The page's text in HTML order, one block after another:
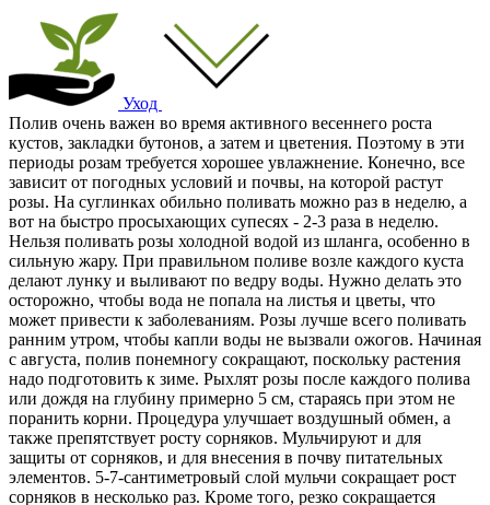
Уход
Полив очень важен во время активного весеннего роста
кустов, закладки бутонов, а затем и цветения. Поэтому в эти
периоды розам требуется хорошее увлажнение. Конечно, все
зависит от погодных условий и почвы, на которой растут
розы. На суглинках обильно поливать можно раз в неделю, а
вот на быстро просыхающих супесях - 2-3 раза в неделю.
Нельзя поливать розы холодной водой из шланга, особенно в
сильную жару. При правильном поливе возле каждого куста
делают лунку и выливают по ведру воды. Нужно делать это
осторожно, чтобы вода не попала на листья и цветы, что
может привести к заболеваниям. Розы лучше всего поливать
ранним утром, чтобы капли воды не вызвали ожогов. Начиная
с августа, полив понемногу сокращают, поскольку растения
надо подготовить к зиме. Рыхлят розы после каждого полива
или дождя на глубину примерно 5 см, стараясь при этом не
поранить корни. Процедура улучшает воздушный обмен, а
также препятствует росту сорняков. Мульчируют и для
защиты от сорняков, и для внесения в почву питательных
элементов. 5-7-сантиметровый слой мульчи сокращает рост
сорняков в несколько раз. Кроме того, резко сокращается